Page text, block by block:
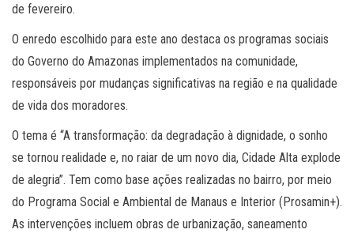
de fevereiro.
O enredo escolhido para este ano destaca os programas sociais
do Governo do Amazonas implementados na comunidade,
responsáveis por mudanças significativas na região e na qualidade
de vida dos moradores.
O tema é “A transformação: da degradação à dignidade, o sonho
se tornou realidade e, no raiar de um novo dia, Cidade Alta explode
de alegria”. Tem como base ações realizadas no bairro, por meio
do Programa Social e Ambiental de Manaus e Interior (Prosamin+).
As intervenções incluem obras de urbanização, saneamento